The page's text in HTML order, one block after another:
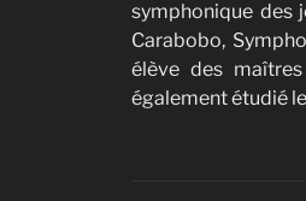
symphonique des
Carabobo,
élève des
également étudié